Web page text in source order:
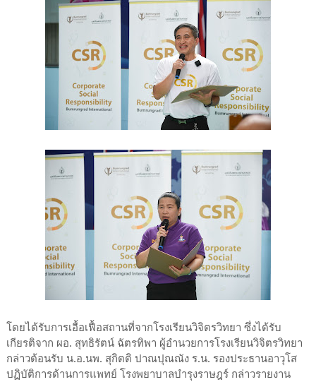
โดยได้รับการเอื้อเฟื้อสถานที่จากโรงเรียนวิจิตรวิทยา ซึ่งได้รับ
เกียรติจาก ผอ. สุทธิรัตน์ ฉัตรทิพา ผู้อำนวยการโรงเรียนวิจิตรวิทยา
กล่าวต้อนรับ น.อ.นพ. สุกิตติ ปาณปุณณัง ร.น. รองประธานอาวุโส
ปฏิบัติการด้านการแพทย์ โรงพยาบาลบำรุงราษฎร์ กล่าวรายงาน